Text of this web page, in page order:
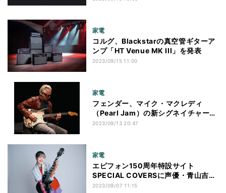
家電
コルグ、Blackstarの真空管ギターア
ンプ「HT Venue MK III」を発表
2023/09/15 11:00
家電
フェンダー、マイク・マクレディ
（Pearl Jam）の新シグネイチャーギ
ター
2023/09/13 20:47
家電
エピフォン150周年特設サイト
SPECIAL COVERSに声優・青山吉能
が登場
2023/09/07 11:15